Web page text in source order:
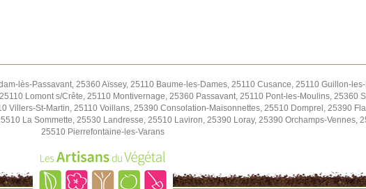
lès-Passavant, 25360 Aïssey, 25110 Baume-les-Dames, 25110 Cusance, 25110 Guillon-
Lomont s/Crête, 25110 Montivernage, 25360 Passavant, 25110 Pont-les-Moulins, 25360
Villers-St-Martin, 25110 Voillans, 25390 Consolation-Maisonnettes, 25510 Domprel, 25390
La Sommette, 25530 Landresse, 25510 Laviron, 25390 Loray, 25390 Orchamps-Vennes,
25510 Pierrefontaine-les-Varans